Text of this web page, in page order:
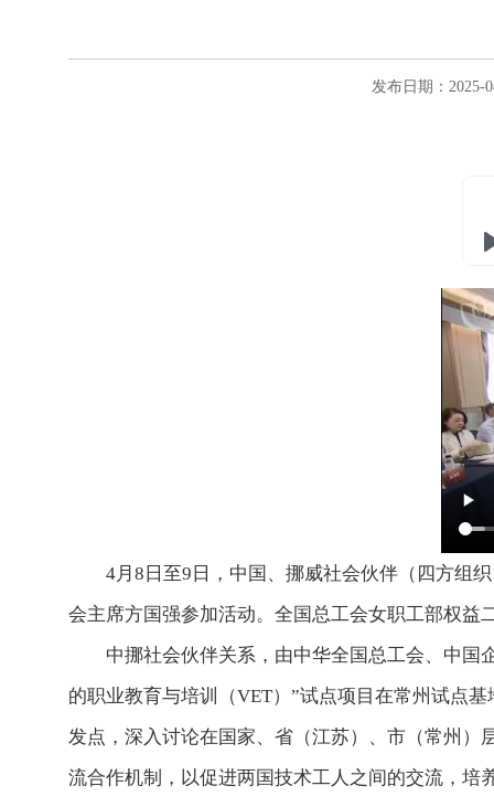
发布日期：2025-
4月8日至9日，中国、挪威社会伙伴（四方组
会主席方国强参加活动。全国总工会女职工部权
中挪社会伙伴关系，由中华全国总工会、中国
的职业教育与培训（VET）”试点项目在常州试点
发点，深入讨论在国家、省（江苏）、市（常州）
流合作机制，以促进两国技术工人之间的交流，